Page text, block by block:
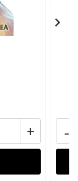
+ -